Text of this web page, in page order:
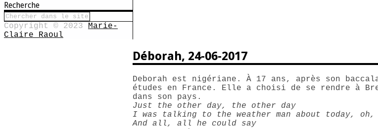
Recherche
Copyright © 2023 Marie-
Claire Raoul
Déborah, 24-06-2017
Deborah est nigériane. À 17 ans, après son
études en France. Elle a choisi de se rendre à
dans son pays.
Just the other day, the other day
I was talking to the weather man about today, oh,
And all, all he could say